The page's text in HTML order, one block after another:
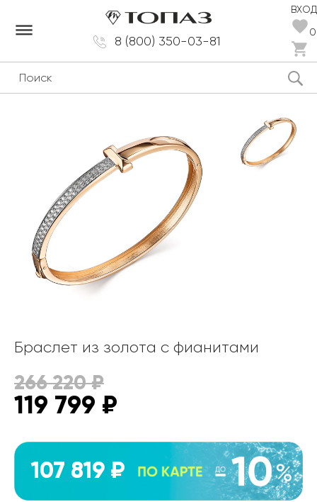
8 (800) 350-03-81
ВХОД
0
dehaze
Браслет из золота с фианитами
266 220₽
119 799 ₽
107 819 ₽